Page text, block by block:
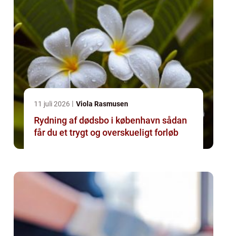
11 juli 2026 Viola Rasmusen
Rydning af dødsbo i københavn sådan
får du et trygt og overskueligt forløb